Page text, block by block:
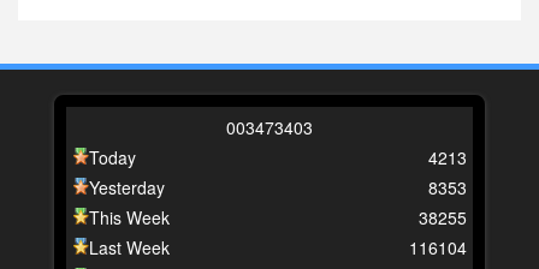
003473403
Today
Yesterday
This Week
Last Week
4213
8353
38255
116104